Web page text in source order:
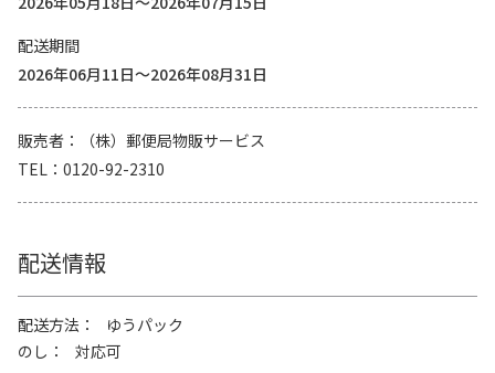
配送期間
2026年06月11日～2026年08月31日
販売者
（株）郵便局物販サービス
TEL
0120-92-2310
配送情報
配送方法
ゆうパック
のし
対応可